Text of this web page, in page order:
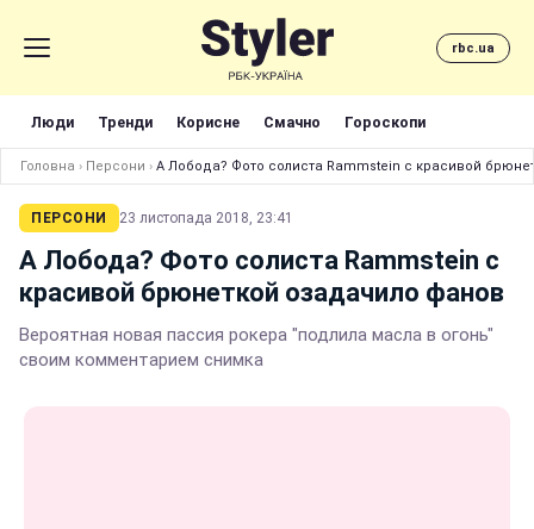
rbc.ua
Люди Тренди Корисне Смачно Гороскопи
Головна › Персони › А Лобода? Фото солиста Rammstein с красивой
ПЕРСОНИ 23 листопада 2018, 23:41
А Лобода? Фото солиста Rammstein с
красивой брюнеткой озадачило фанов
Вероятная новая пассия рокера "подлила масла в огонь"
своим комментарием снимка